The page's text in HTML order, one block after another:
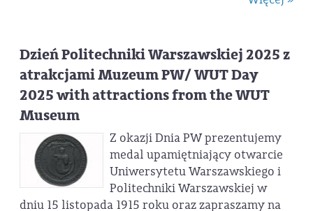
Dzień Politechniki Warszawskiej 2025 z
atrakcjami Muzeum PW/ WUT Day
2025 with attractions from the WUT
Museum
Z okazji Dnia PW prezentujemy
medal upamiętniający otwarcie
Uniwersytetu Warszawskiego i
Politechniki Warszawskiej w
dniu 15 listopada 1915 roku oraz zapraszamy na